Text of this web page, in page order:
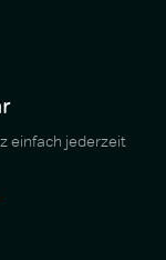
einfach jederzeit